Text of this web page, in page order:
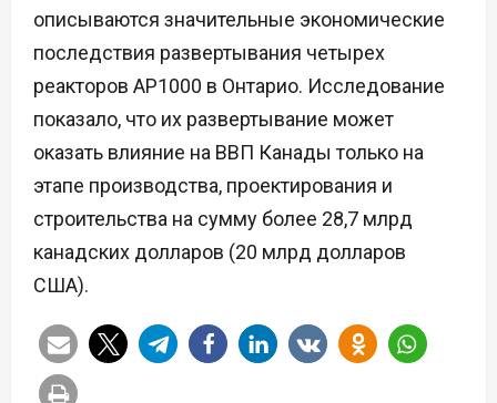
описываются значительные экономические
последствия развертывания четырех
реакторов AP1000 в Онтарио. Исследование
показало, что их развертывание может
оказать влияние на ВВП Канады только на
этапе производства, проектирования и
строительства на сумму более 28,7 млрд
канадских долларов (20 млрд долларов
США).